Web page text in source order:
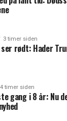
3 timer siden
rødt: Hader
4 timer siden
gang i 8 år: Nu